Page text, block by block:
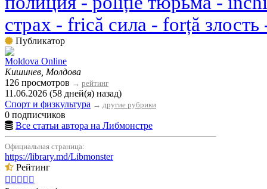
страх - frică сила - forță злость
Публикатор
Moldova Online
Кишинев, Молдова
126 просмотров → рейтинг
11.06.2026 (58 дней(я) назад)
Спорт и физкультура → другие рубрики
0 подписчиков
Все статьи автора на Либмонстре
Официальная страница:
https://library.md/Libmonster
Рейтинг
    